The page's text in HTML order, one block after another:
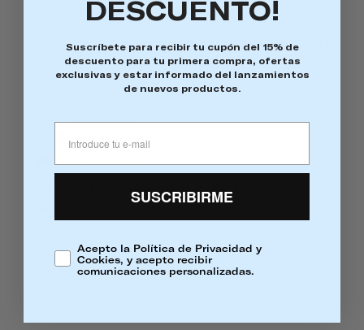
¿Fue útil esta reseña?
LG Laura G.
Compra verificada
El sándalo es olor a niñez y mis
Puedo oler el abrazo de los míos y las esperas
impaciente, me encanta y una vez encendida
25/01/23
DESCUENTO!
Suscríbete para recibir tu cupón del 15% de
descuento para tu primera compra, ofertas
exclusivas y estar informado del lanzamientos
de nuevos productos.
SUSCRIBIRME
Acepto la Política de Privacidad y
Cookies, y acepto recibir
comunicaciones personalizadas.